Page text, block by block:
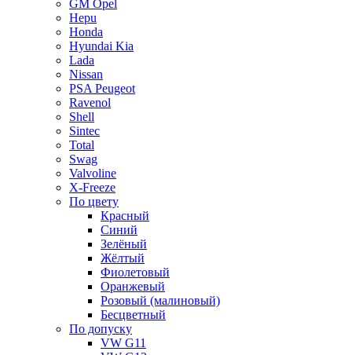
GM Opel
Hepu
Honda
Hyundai Kia
Lada
Nissan
PSA Peugeot
Ravenol
Shell
Sintec
Total
Swag
Valvoline
X-Freeze
По цвету
Красный
Синий
Зелёный
Жёлтый
Фиолетовый
Оранжевый
Розовый (малиновый)
Бесцветный
По допуску
VW G11